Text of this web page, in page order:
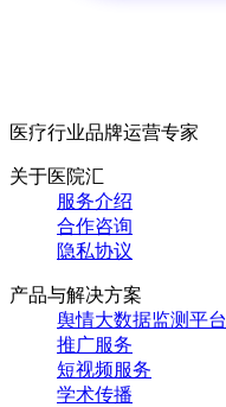
医疗行业品牌运营专家
关于医院汇
服务介绍
合作咨询
隐私协议
产品与解决方案
舆情大数据监测平台
推广服务
短视频服务
学术传播